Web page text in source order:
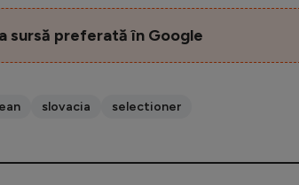
sursă preferată în Google
slovacia selectioner